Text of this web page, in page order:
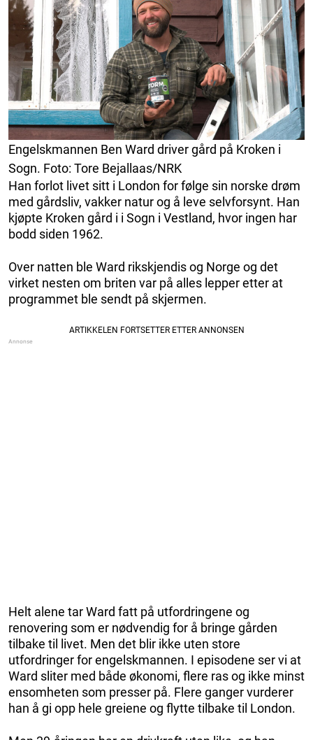
Engelskmannen Ben Ward driver gård på Kroken i
Sogn. Foto: Tore Bejallaas/NRK
Han forlot livet sitt i London for følge sin norske drøm
med gårdsliv, vakker natur og å leve selvforsynt. Han
kjøpte Kroken gård i i Sogn i Vestland, hvor ingen har
bodd siden 1962.
Over natten ble Ward rikskjendis og Norge og det
virket nesten om briten var på alles lepper etter at
programmet ble sendt på skjermen.
Helt alene tar Ward fatt på utfordringene og
renovering som er nødvendig for å bringe gården
tilbake til livet. Men det blir ikke uten store
utfordringer for engelskmannen. I episodene ser vi at
Ward sliter med både økonomi, flere ras og ikke minst
ensomheten som presser på. Flere ganger vurderer
han å gi opp hele greiene og flytte tilbake til London.